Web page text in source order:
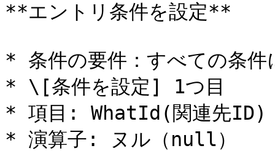
**エントリ条件を設定**
* 条件の要件：すべての条件
* \[条件を設定] 1つ目
* 項目: WhatId(関連先ID)
* 演算子: ヌル（null）